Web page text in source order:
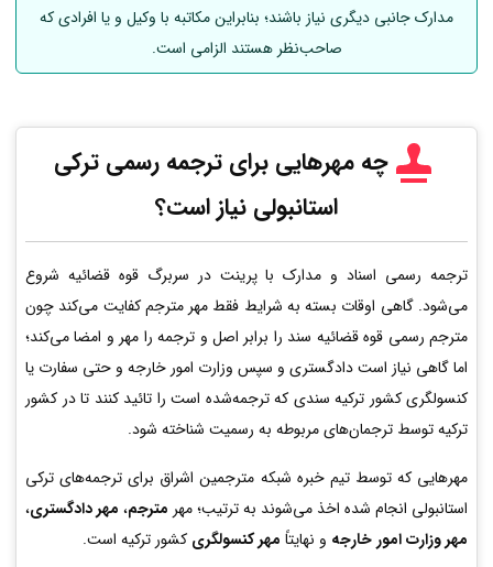
مدارک جانبی دیگری نیاز باشند؛ بنابراین مکاتبه با وکیل و یا افرادی که
صاحب‌نظر هستند الزامی است.
چه مهرهایی برای ترجمه رسمی ترکی
استانبولی نیاز است؟
ترجمه رسمی اسناد و مدارک با پرینت در سربرگ قوه قضائیه شروع
می‌شود. گاهی اوقات بسته به شرایط فقط مهر مترجم کفایت می‌کند چون
مترجم رسمی قوه قضائیه سند را برابر اصل و ترجمه را مهر و امضا می‌کند؛
اما گاهی نیاز است دادگستری و سپس وزارت امور خارجه و حتی سفارت یا
کنسولگری کشور ترکیه سندی که ترجمه‌شده است را تائید کنند تا در کشور
ترکیه توسط ترجمان‌های مربوطه به رسمیت شناخته شود.
مهرهایی که توسط تیم خبره شبکه مترجمین اشراق برای ترجمه‌های ترکی
استانبولی انجام شده اخذ می‌شوند به ترتیب؛ مهر مترجم، مهر دادگستری،
مهر وزارت امور خارجه و نهایتاً مهر کنسولگری کشور ترکیه است.